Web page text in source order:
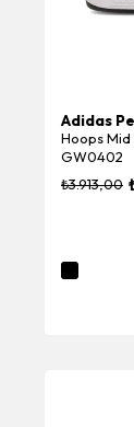
Adidas
Hoops Mid
GW0402
₺3.913,00